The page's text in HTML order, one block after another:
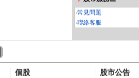
‧常見問題
‧聯絡客服
個股 股市公告